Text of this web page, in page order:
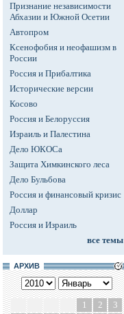
Признание независимости
Абхазии и Южной Осетии
Автопром
Ксенофобия и неофашизм в
России
Россия и Прибалтика
Исторические версии
Косово
Россия и Белоруссия
Израиль и Палестина
Дело ЮКОСа
Защита Химкинского леса
Дело Бульбова
Россия и финансовый кризис
Доллар
Россия и Израиль
все темы
АРХИВ
1 2
3